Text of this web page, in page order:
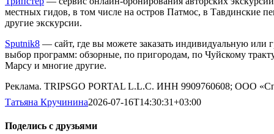
местных гидов, в том числе на остров Патмос, в Тавдинские
другие экскурсии.
Sputnik8 — сайт, где вы можете заказать индивидуальную
выбор программ: обзорные, по пригородам, по Чуйскому
Марсу и многие другие.
Реклама. TRIPSGO PORTAL L.L.C. ИНН 9909760608; ООО
Татьяна Кручинина2026-07-16T14:30:31+03:00
Поделись с друзьями